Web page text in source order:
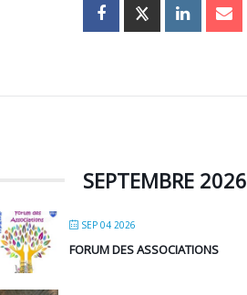
SEPTEMBRE 2026
SEP 04 2026
FORUM DES ASSOCIATIONS